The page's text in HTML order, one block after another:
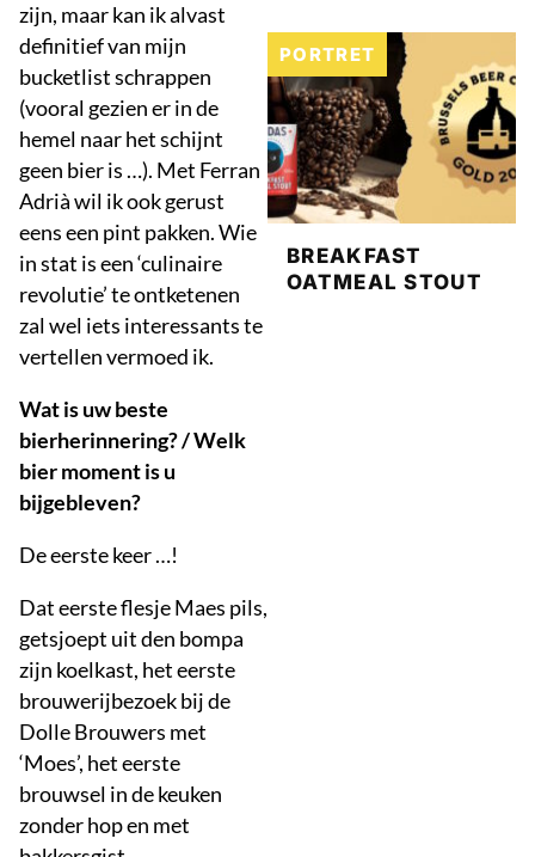
zijn, maar kan ik alvast
definitief van mijn
bucketlist schrappen
(vooral gezien er in de
hemel naar het schijnt
geen bier is …). Met Ferran
Adrià wil ik ook gerust
eens een pint pakken. Wie
in stat is een ‘culinaire
revolutie’ te ontketenen
zal wel iets interessants te
vertellen vermoed ik.
Wat is uw beste
bierherinnering? / Welk
bier moment is u
bijgebleven?
De eerste keer …!
Dat eerste flesje Maes pils,
getsjoept uit den bompa
zijn koelkast, het eerste
brouwerijbezoek bij de
Dolle Brouwers met
‘Moes’, het eerste
brouwsel in de keuken
zonder hop en met
PORTRET
BREAKFAST
OATMEAL STOUT